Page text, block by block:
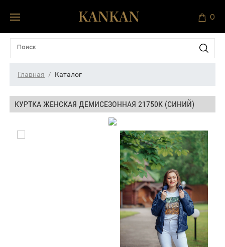
0
Главная Каталог
КУРТКА ЖЕНСКАЯ ДЕМИСЕЗОННАЯ 21750К (СИНИЙ)